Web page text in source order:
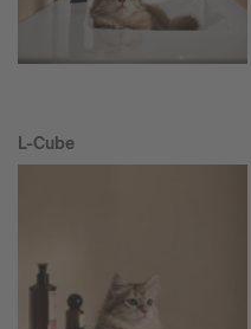
L-Cube